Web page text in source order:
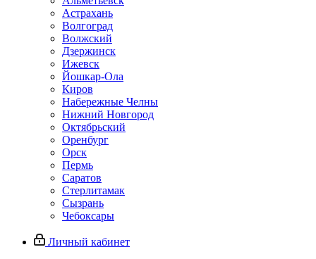
Астрахань
Волгоград
Волжский
Дзержинск
Ижевск
Йошкар-Ола
Киров
Набережные Челны
Нижний Новгород
Октябрьский
Оренбург
Орск
Пермь
Саратов
Стерлитамак
Сызрань
Чебоксары
Личный кабинет